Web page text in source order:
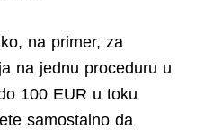
na primer, za
na jednu proceduru u
100 EUR u toku
samostalno da